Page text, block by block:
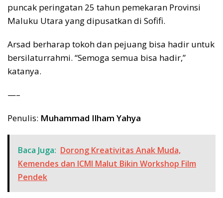
puncak peringatan 25 tahun pemekaran Provinsi
Maluku Utara yang dipusatkan di Sofifi.
Arsad berharap tokoh dan pejuang bisa hadir untuk
bersilaturrahmi. “Semoga semua bisa hadir,”
katanya.
—–
Penulis: Muhammad Ilham Yahya
Baca Juga: Dorong Kreativitas Anak Muda,
Kemendes dan ICMI Malut Bikin Workshop Film
Pendek